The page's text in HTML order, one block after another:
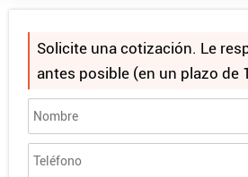
¿Qué son las esferas de acrílico?
Cómo hacer que la purpurina se
Alands le invita a FIRMAR
Solicite una cotización. Le
antes posible (en un plazo de